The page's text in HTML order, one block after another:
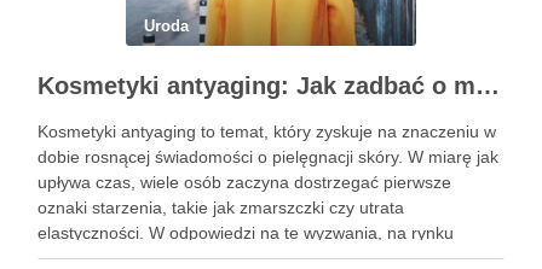
Uroda
Kosmetyki antyaging: Jak zadbać o młodszy wygląd skóry?
Kosmetyki antyaging to temat, który zyskuje na znaczeniu w
dobie rosnącej świadomości o pielęgnacji skóry. W miarę jak
upływa czas, wiele osób zaczyna dostrzegać pierwsze
oznaki starzenia, takie jak zmarszczki czy utrata
elastyczności. W odpowiedzi na te wyzwania, na rynku
pojawiają się innowacyjne produkty, które obiecują nie tylko